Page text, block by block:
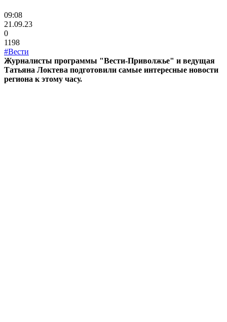
09:08
21.09.23
0
1198
#Вести
Журналисты программы "Вести-Приволжье" и ведущая
Татьяна Локтева подготовили самые интересные новости
региона к этому часу.